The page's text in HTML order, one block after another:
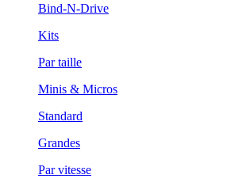
Bind-N-Drive
Kits
Par taille
Minis & Micros
Standard
Grandes
Par vitesse